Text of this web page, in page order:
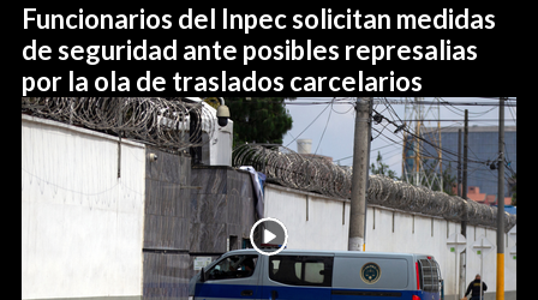
Funcionarios del Inpec solicitan medidas
de seguridad ante posibles represalias
por la ola de traslados carcelarios